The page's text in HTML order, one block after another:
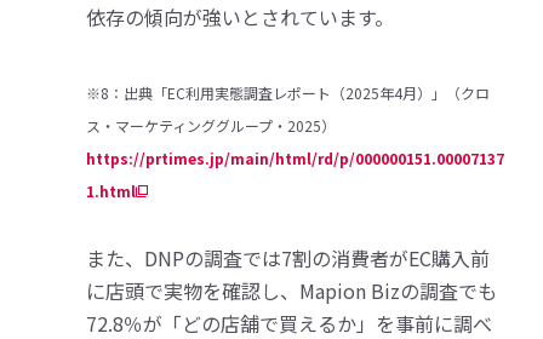
依存の傾向が強いとされています。
※8：出典「EC利用実態調査レポート（2025年4月）」（クロ
ス・マーケティンググループ・2025）
https://prtimes.jp/main/html/rd/p/000000151.00007137
1.html
また、DNPの調査では7割の消費者がEC購入前
に店頭で実物を確認し、Mapion Bizの調査でも
72.8％が「どの店舗で買えるか」を事前に調べ